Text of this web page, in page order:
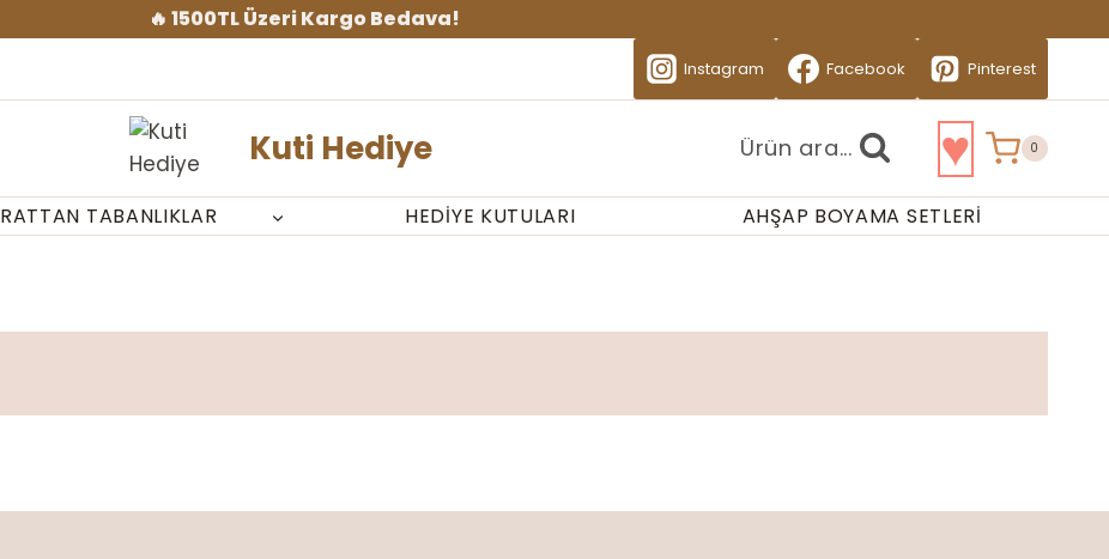
🔥 1500TL Üzeri Kargo Bedava!
Instagram Facebook Pinterest
Kuti Hediye Ürün ara... ♥ 0
RATTAN TABANLIKLAR HEDIYE KUTULARI AHŞAP BOYAMA SETLERI